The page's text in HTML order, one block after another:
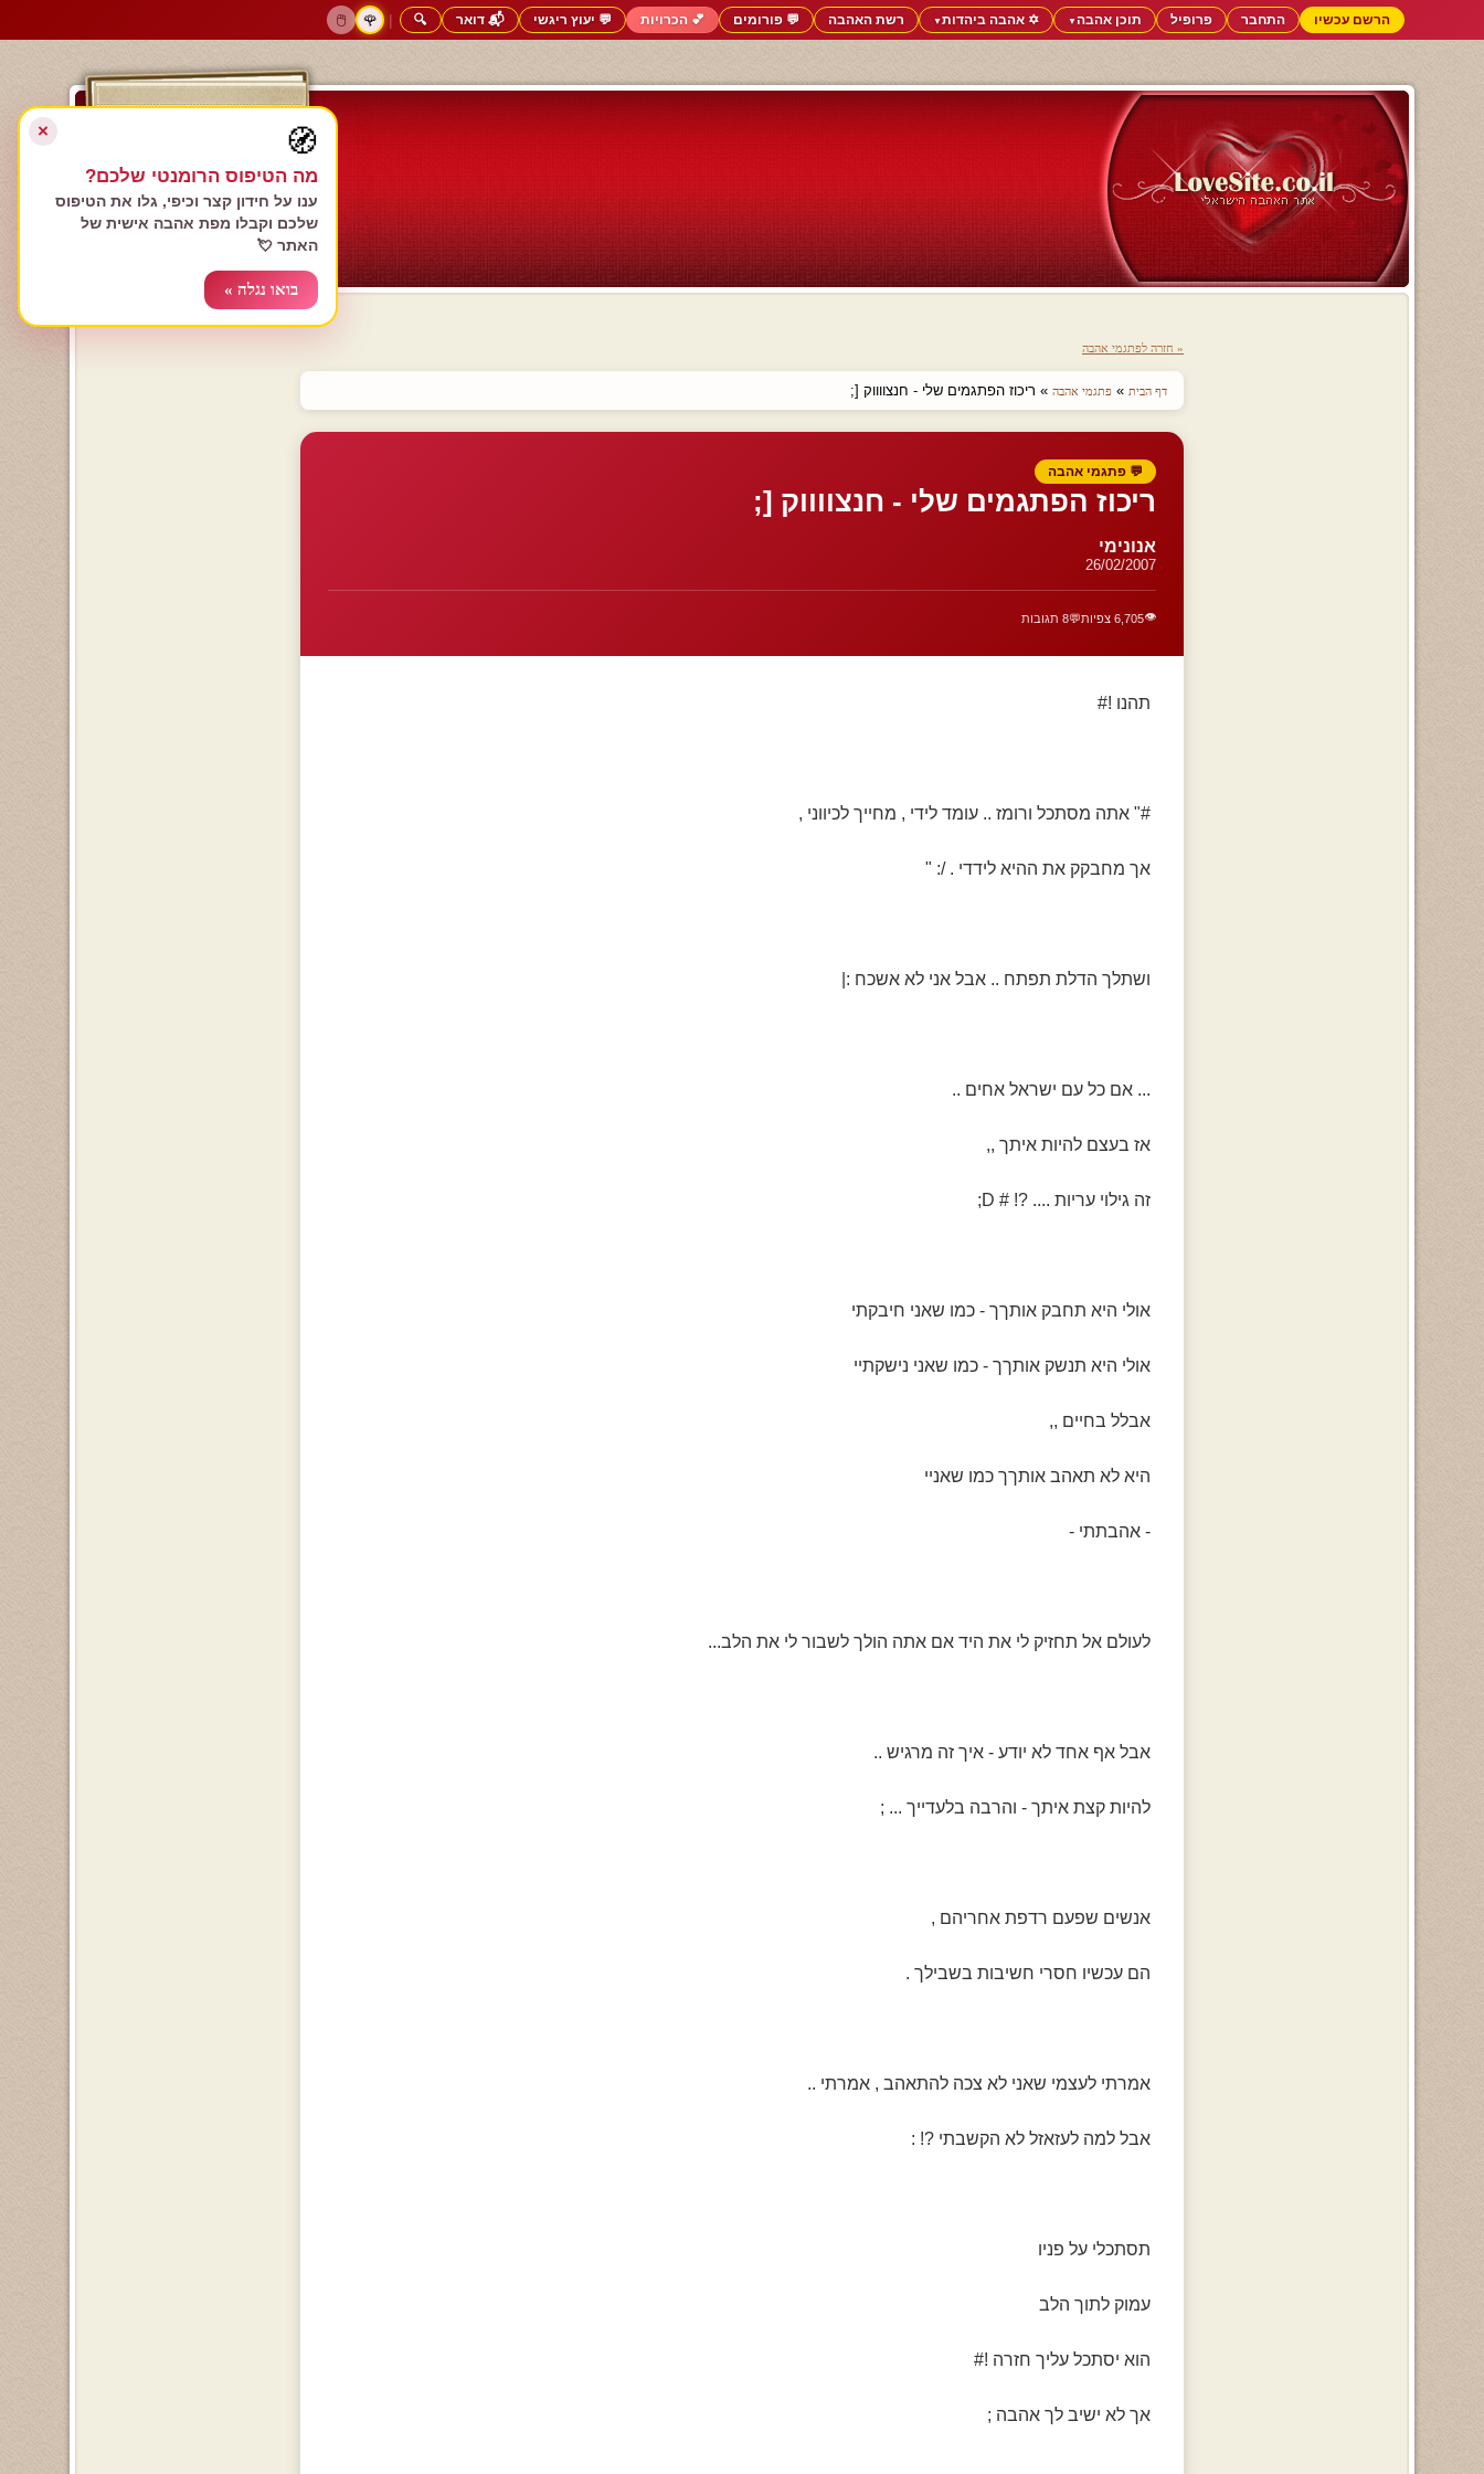
הרשם עכשיו התחבר פרופיל תוכן אהבה▼ ✡️ אהבה ביהדות▼ רשת האהבה 💬 פורומים 💕 הכרויות 💬 יעוץ ריגשי 📬 דואר 🔍
|
🌹
🖱️
הרשם עכשיו
התחבר
« חזרה לפתגמי אהבה
דף הבית » פתגמי אהבה » ריכוז הפתגמים שלי - חנצווווק [;
💬 פתגמי אהבה
ריכוז הפתגמים שלי - חנצווווק [;
אנונימי
26/02/2007
👁️6,705 צפיות 💬8 תגובות
תהנו !#
#" אתה מסתכל ורומז .. עומד לידי , מחייך לכיווני ,
אך מחבקק את ההיא לידדי . /: "
ושתלך הדלת תפתח .. אבל אני לא אשכח :|
... אם כל עם ישראל אחים ..
אז בעצם להיות איתך ,,
זה גילוי עריות .... ?! # D;
אולי היא תחבק אותךך - כמו שאני חיבקתי
אולי היא תנשק אותךך - כמו שאני נישקתיי
אבלל בחיים ,,
היא לא תאהב אותךך כמו שאניי
- אהבתתי -
לעולם אל תחזיק לי את היד אם אתה הולך לשבור לי את הלב...
אבל אף אחד לא יודע - איך זה מרגיש ..
להיות קצת איתך - והרבה בלעדייך ... ;
אנשים שפעם רדפת אחריהם ,
הם עכשיו חסרי חשיבות בשבילך .
אמרתי לעצמי שאני לא צכה להתאהב , אמרתי ..
אבל למה לעזאזל לא הקשבתי ?! :
תסתכלי על פניו
עמוק לתוך הלב
הוא יסתכל עליך חזרה !#
אך לא ישיב לך אהבה ;